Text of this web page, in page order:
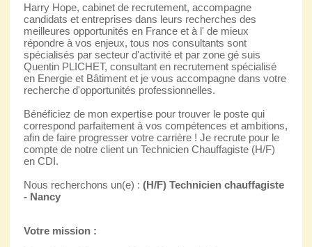
Harry Hope, cabinet de recrutement, accompagne
candidats et entreprises dans leurs recherches des
meilleures opportunités en France et à l' de mieux
répondre à vos enjeux, tous nos consultants sont
spécialisés par secteur d'activité et par zone gé suis
Quentin PLICHET, consultant en recrutement spécialisé
en Energie et Bâtiment et je vous accompagne dans votre
recherche d'opportunités professionnelles.
Bénéficiez de mon expertise pour trouver le poste qui
correspond parfaitement à vos compétences et ambitions,
afin de faire progresser votre carrière ! Je recrute pour le
compte de notre client un Technicien Chauffagiste (H/F)
en CDI.
Nous recherchons un(e) : (H/F) Technicien chauffagiste
- Nancy
Votre mission :